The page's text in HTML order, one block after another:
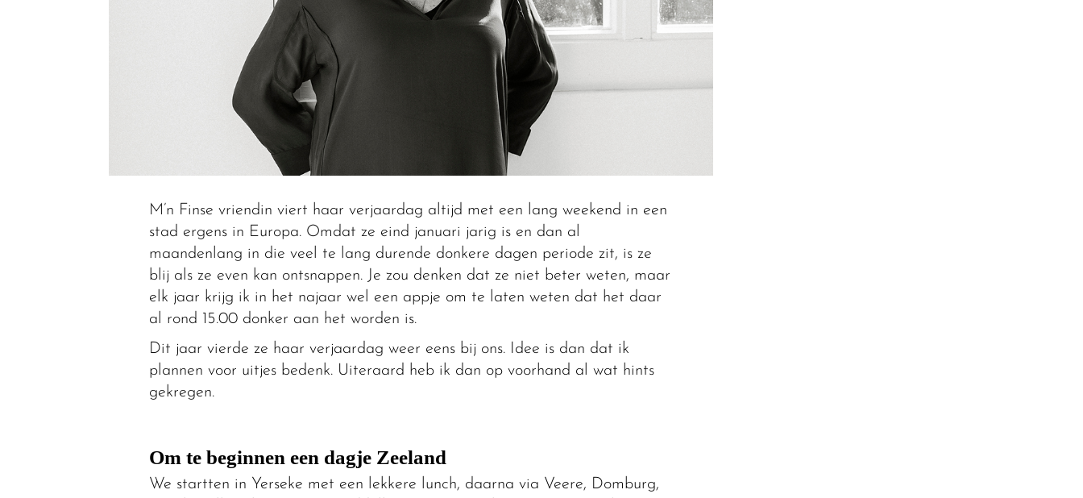
M’n Finse vriendin viert haar verjaardag altijd met een lang weekend in een
stad ergens in Europa. Omdat ze eind januari jarig is en dan al
maandenlang in die veel te lang durende donkere dagen periode zit, is ze
blij als ze even kan ontsnappen. Je zou denken dat ze niet beter weten, maar
elk jaar krijg ik in het najaar wel een appje om te laten weten dat het daar
al rond 15.00 donker aan het worden is.
Dit jaar vierde ze haar verjaardag weer eens bij ons. Idee is dan dat ik
plannen voor uitjes bedenk. Uiteraard heb ik dan op voorhand al wat hints
gekregen.
Om te beginnen een dagje Zeeland
We startten in Yerseke met een lekkere lunch, daarna via Veere, Domburg,